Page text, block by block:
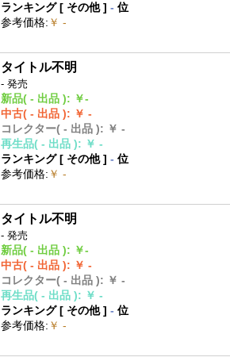
ランキング [ その他]- 位
参考価格: ￥ -
タイトル不明
- 発売
新品( - 出品 ): ￥-
中古( - 出品 ): ￥ -
コレクター( - 出品 ): ￥ -
再生品( - 出品 ): ￥ -
ランキング [ その他]- 位
参考価格: ￥ -
タイトル不明
- 発売
新品( - 出品 ): ￥-
中古( - 出品 ): ￥ -
コレクター( - 出品 ): ￥ -
再生品( - 出品 ): ￥ -
ランキング [ その他]- 位
参考価格: ￥ -